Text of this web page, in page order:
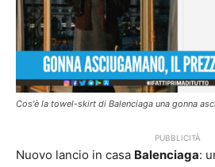
Cos'è la towel-skirt di Balenciaga una gonna
PUBBLICITÀ
Nuovo lancio in casa Balenciaga: